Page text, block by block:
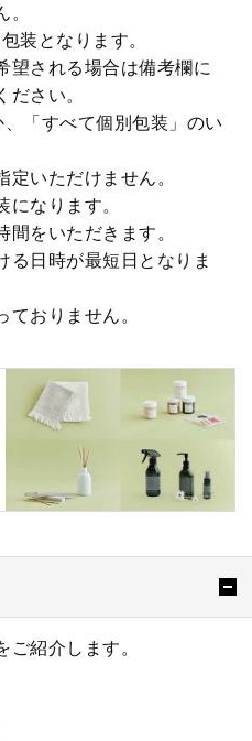
装となります。
望される場合は備考欄に
ださい。
「すべて個別包装」のい
いただけません。
なります。
間をいただきます。
る日時が最短日となりま
ておりません。
紹介します。